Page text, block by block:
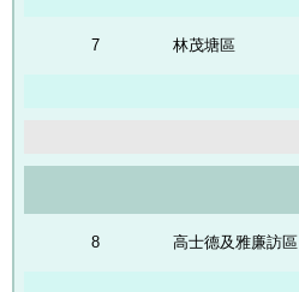
7 林茂塘區
8 高士德及雅廉訪區